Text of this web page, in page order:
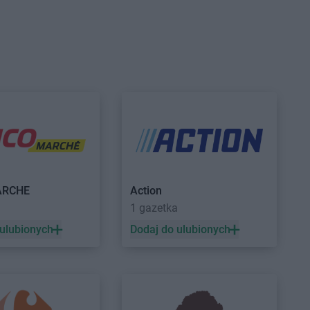
Gorzów
Ukazowy
Stokrotka Supermarket
Mazowiecki
Action
1 gazetka
Dodaj do ulubionych